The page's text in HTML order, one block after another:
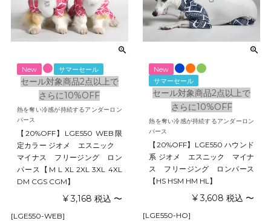
New サマーセール
セール対象商品2点以上で
さらに10%OFF
熱を奪い冷感が持続するアンダーロン
パース
【20%OFF】LGE550 WEB限
定カラー ジオメ エスニック
マイナス フリージング ロン
パース【M L XL 2XL 3XL 4XL
DM CGS CGM】
¥ 3,168 税込 〜
[LGE550-WEB]
New
サマーセール
セール対象商品2点以上で
さらに10%OFF
熱を奪い冷感が持続するアンダーロン
パース
【20%OFF】LGE550 ハウンド
系 ジオメ エスニック マイナ
ス フリージング ロンパース
【HS HSM HM HL】
¥ 3,608 税込 〜
[LGE550-HO]